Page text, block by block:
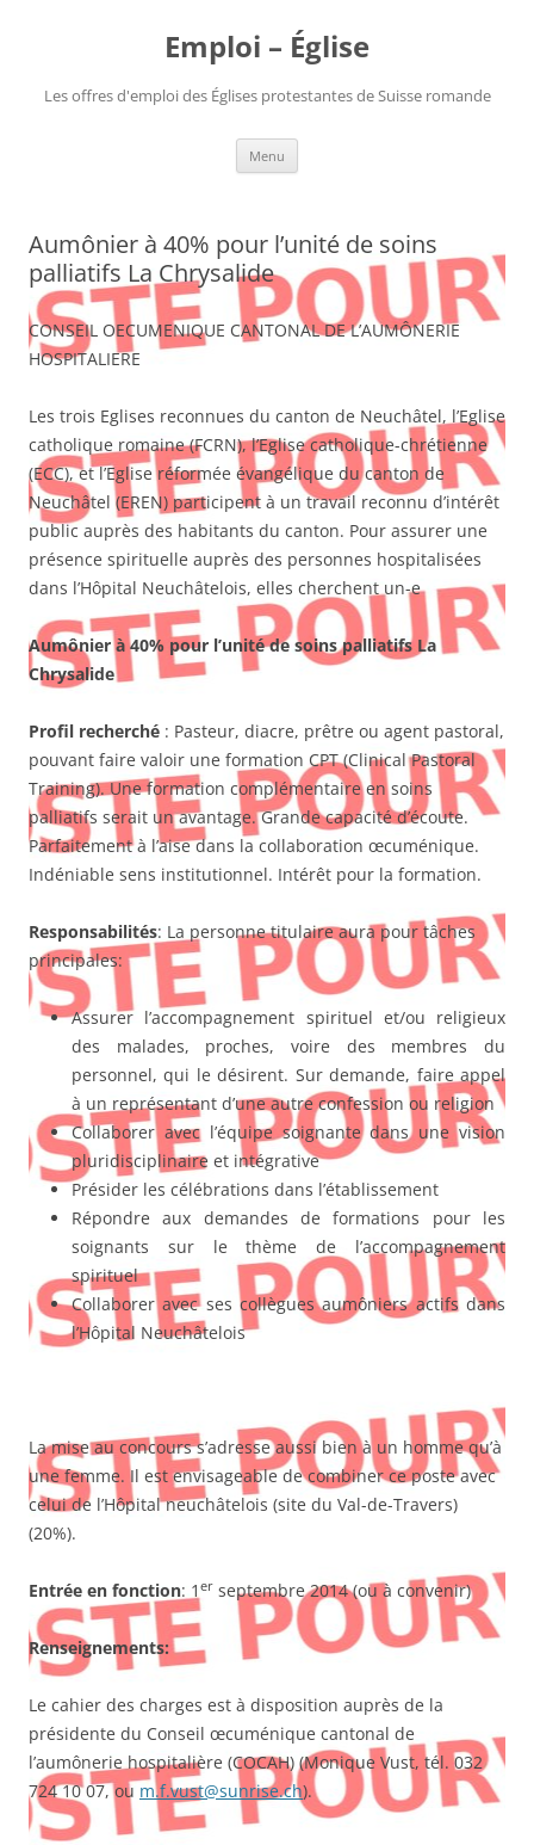
Emploi – Église
Les offres d'emploi des Églises protestantes de Suisse romande
Menu
Aumônier à 40% pour l’unité de soins
palliatifs La Chrysalide
CONSEIL OECUMENIQUE CANTONAL DE L’AUMÔNERIE
HOSPITALIERE
Les trois Eglises reconnues du canton de Neuchâtel, l’Eglise
catholique romaine (FCRN), l’Eglise catholique-chrétienne
(ECC), et l’Eglise réformée évangélique du canton de
Neuchâtel (EREN) participent à un travail reconnu d’intérêt
public auprès des habitants du canton. Pour assurer une
présence spirituelle auprès des personnes hospitalisées
dans l’Hôpital Neuchâtelois, elles cherchent un-e
Aumônier à 40% pour l’unité de soins palliatifs La
Chrysalide
Profil recherché : Pasteur, diacre, prêtre ou agent pastoral,
pouvant faire valoir une formation CPT (Clinical Pastoral
Training). Une formation complémentaire en soins
palliatifs serait un avantage. Grande capacité d’écoute.
Parfaitement à l’aise dans la collaboration œcuménique.
Indéniable sens institutionnel. Intérêt pour la formation.
Responsabilités: La personne titulaire aura pour tâches
principales:
Assurer l’accompagnement spirituel et/ou religieux
des malades, proches, voire des membres du
personnel, qui le désirent. Sur demande, faire appel
à un représentant d’une autre confession ou religion
Collaborer avec l’équipe soignante dans une vision
pluridisciplinaire et intégrative
Présider les célébrations dans l’établissement
Répondre aux demandes de formations pour les
soignants sur le thème de l’accompagnement
spirituel
Collaborer avec ses collègues aumôniers actifs dans
l’Hôpital Neuchâtelois
La mise au concours s’adresse aussi bien à un homme qu’à
une femme. Il est envisageable de combiner ce poste avec
celui de l’Hôpital neuchâtelois (site du Val-de-Travers)
(20%).
Entrée en fonction: 1 er septembre 2014 (ou à convenir)
Renseignements:
Le cahier des charges est à disposition auprès de la
présidente du Conseil œcuménique cantonal de
l’aumônerie hospitalière (COCAH) (Monique Vust, tél. 032
724 10 07, ou m.f.vust@sunrise.ch).